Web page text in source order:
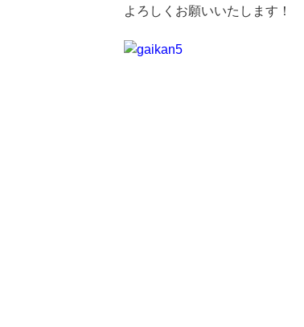
よろしくお願いいたします！